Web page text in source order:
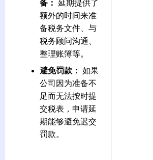
备：
延期提供了
额外的时间来准
备税务文件、与
税务顾问沟通、
整理账簿等。
避免罚款： 如果
公司因为准备不
足而无法按时提
交税表，申请延
期能够避免迟交
罚款。